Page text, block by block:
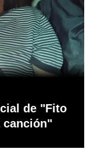
de "Fito
canción"